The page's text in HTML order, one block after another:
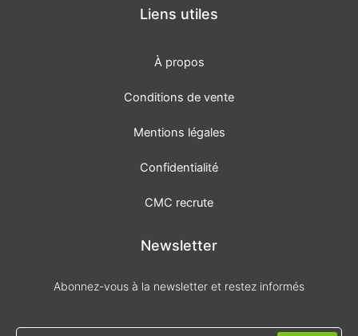
o
k
r
a
Liens utiles
À propos
Conditions de vente
Mentions légales
Confidentialité
CMC recrute
Newsletter
Abonnez-vous à la newsletter et restez informés
Envoyer